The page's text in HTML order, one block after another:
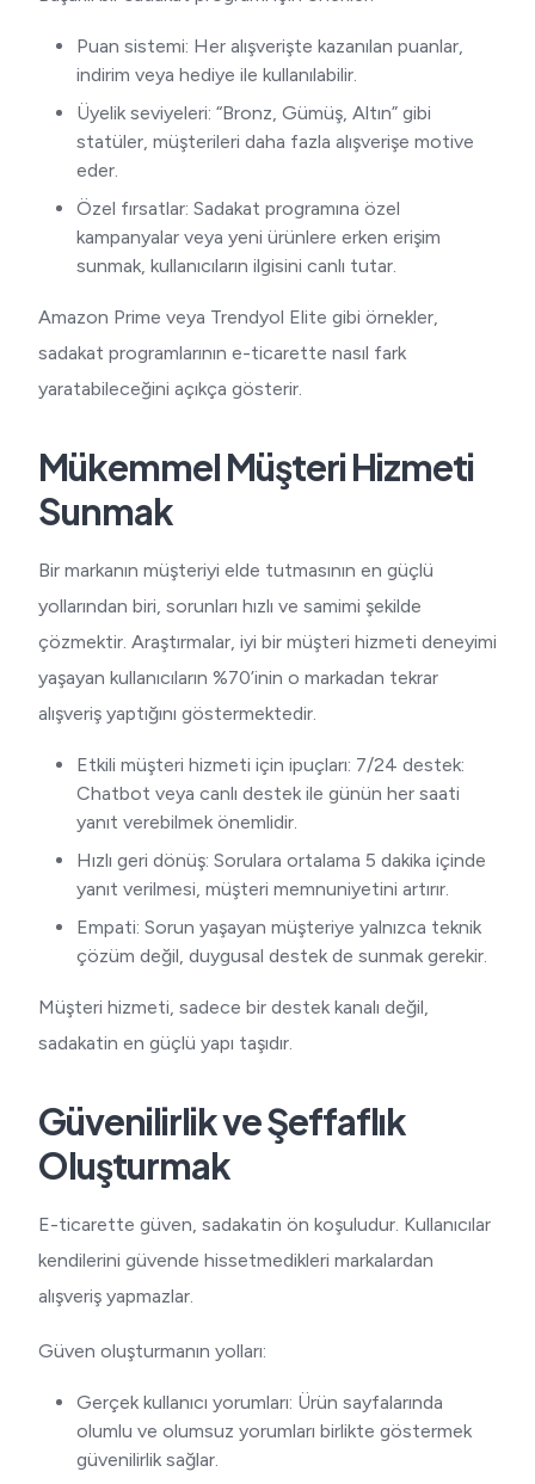
Puan sistemi: Her alışverişte kazanılan puanlar,
indirim veya hediye ile kullanılabilir.
Üyelik seviyeleri: “Bronz, Gümüş, Altın” gibi
statüler, müşterileri daha fazla alışverişe motive
eder.
Özel fırsatlar: Sadakat programına özel
kampanyalar veya yeni ürünlere erken erişim
sunmak, kullanıcıların ilgisini canlı tutar.
Amazon Prime veya Trendyol Elite gibi örnekler,
sadakat programlarının e-ticarette nasıl fark
yaratabileceğini açıkça gösterir.
Mükemmel Müşteri Hizmeti
Sunmak
Bir markanın müşteriyi elde tutmasının en güçlü
yollarından biri, sorunları hızlı ve samimi şekilde
çözmektir. Araştırmalar, iyi bir müşteri hizmeti deneyimi
yaşayan kullanıcıların %70’inin o markadan tekrar
alışveriş yaptığını göstermektedir.
Etkili müşteri hizmeti için ipuçları: 7/24 destek:
Chatbot veya canlı destek ile günün her saati
yanıt verebilmek önemlidir.
Hızlı geri dönüş: Sorulara ortalama 5 dakika içinde
yanıt verilmesi, müşteri memnuniyetini artırır.
Empati: Sorun yaşayan müşteriye yalnızca teknik
çözüm değil, duygusal destek de sunmak gerekir.
Müşteri hizmeti, sadece bir destek kanalı değil,
sadakatin en güçlü yapı taşıdır.
Güvenilirlik ve Şeffaflık
Oluşturmak
E-ticarette güven, sadakatin ön koşuludur. Kullanıcılar
kendilerini güvende hissetmedikleri markalardan
alışveriş yapmazlar.
Güven oluşturmanın yolları:
Gerçek kullanıcı yorumları: Ürün sayfalarında
olumlu ve olumsuz yorumları birlikte göstermek
güvenilirlik sağlar.